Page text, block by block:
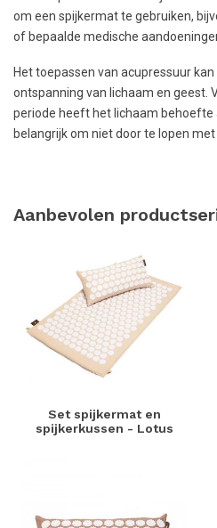
om een spijkermat te gebruiken,
of bepaalde medische
Het toepassen van acupressuur
ontspanning van lichaam en geest.
periode heeft het lichaam behoefte
belangrijk om niet door te lopen
Aanbevolen
Set spijkermat en
spijkerkussen - Lotus